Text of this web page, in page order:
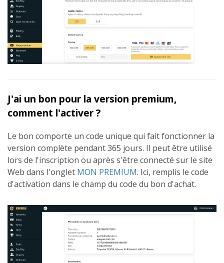
J'ai un bon pour la version premium,
comment l'activer ?
Le bon comporte un code unique qui fait fonctionner la
version complète pendant 365 jours. Il peut être utilisé
lors de l'inscription ou après s'être connecté sur le site
Web dans l'onglet MON PREMIUM. Ici, remplis le code
d'activation dans le champ du code du bon d'achat.